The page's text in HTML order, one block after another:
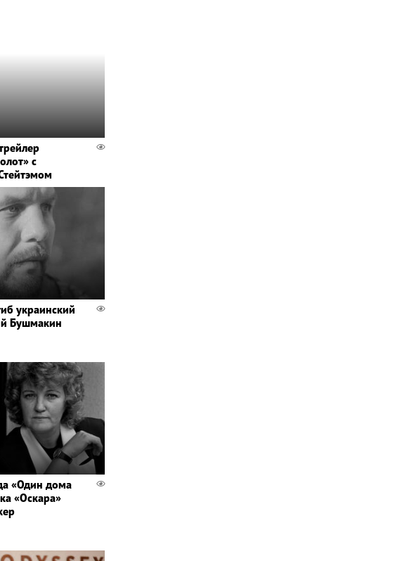
с
украинский
Бушмакин
«Один дома
«Оскара»